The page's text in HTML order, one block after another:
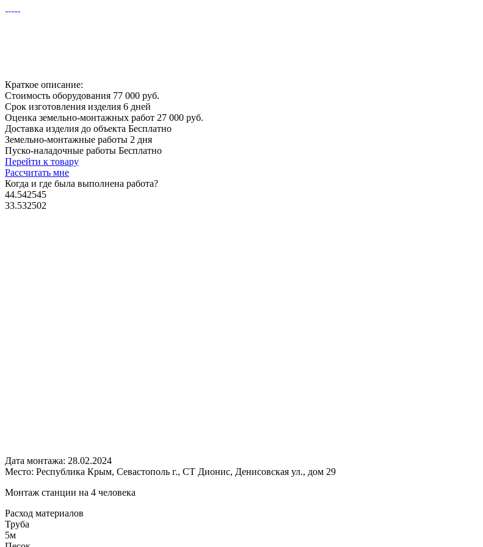
Краткое описание:
Стоимость оборудования 77 000 руб.
Срок изготовления изделия 6 дней
Оценка земельно-монтажных работ 27 000 руб.
Доставка изделия до объекта Бесплатно
Земельно-монтажные работы 2 дня
Пуско-наладочные работы Бесплатно
Перейти к товару
Рассчитать мне
Когда и где была выполнена работа?
44.542545
33.532502
Дата монтажа: 28.02.2024
Место: Республика Крым, Севастополь г., СТ Дионис, Денисовская ул., дом 29
Монтаж станции на 4 человека
Расход материалов
Труба
5м